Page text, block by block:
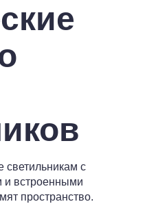
светильникам с
встроенными
пространство.